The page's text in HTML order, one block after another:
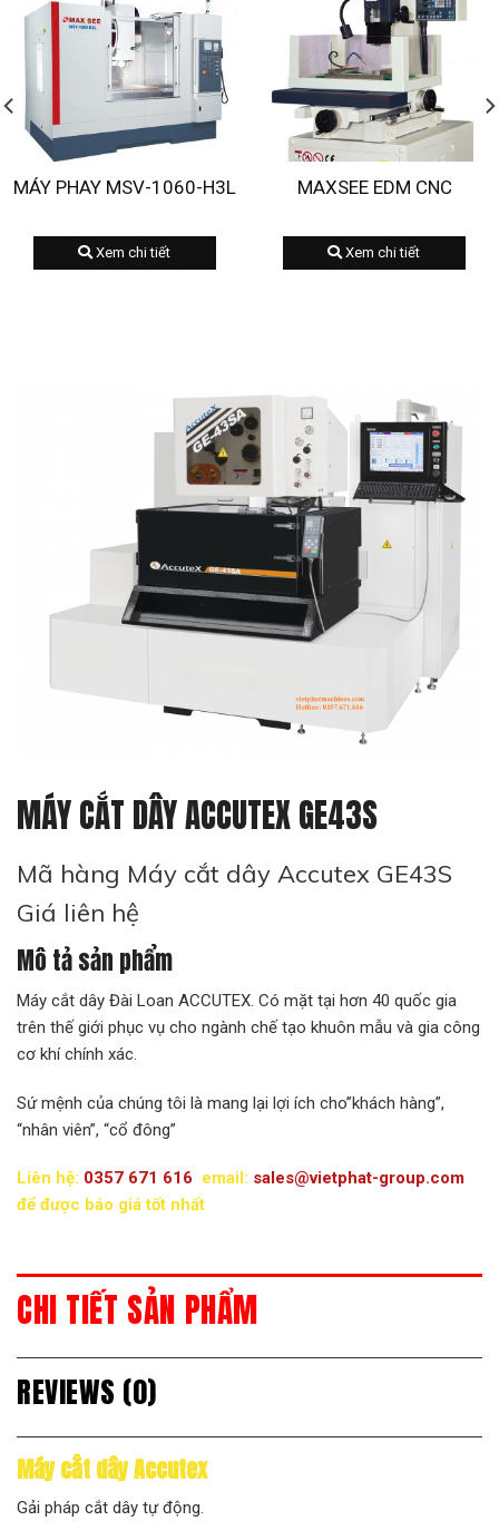
MÁY PHAY MSV-1060-H3L
Xem chi tiết
MAXSEE EDM CNC
Xem chi tiết
MÁY CẮT DÂY ACCUTEX GE43S
Mã hàng Máy cắt dây Accutex GE43S
Giá liên hệ
Mô tả sản phẩm
Máy cắt dây Đài Loan ACCUTEX. Có mặt tại hơn 40 quốc gia
trên thế giới phục vụ cho ngành chế tạo khuôn mẫu và gia công
cơ khí chính xác.
Sứ mệnh của chúng tôi là mang lại lợi ích cho”khách hàng”,
“nhân viên”, “cổ đông”
Liên hệ: 0357 671 616 email: sales@vietphat-group.com
để được báo giá tốt nhất
CHI TIẾT SẢN PHẨM
REVIEWS (0)
Máy cắt dây Accutex
Gải pháp cắt dây tự động.